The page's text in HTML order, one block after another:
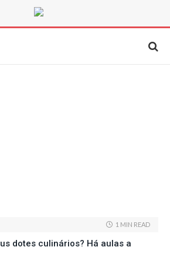
1 MIN READ
dotes culinários? Há aulas a